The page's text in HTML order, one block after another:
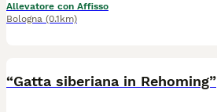
Allevatore con Affisso
Bologna (0.1km)
“Gatta siberiana in Rehoming”